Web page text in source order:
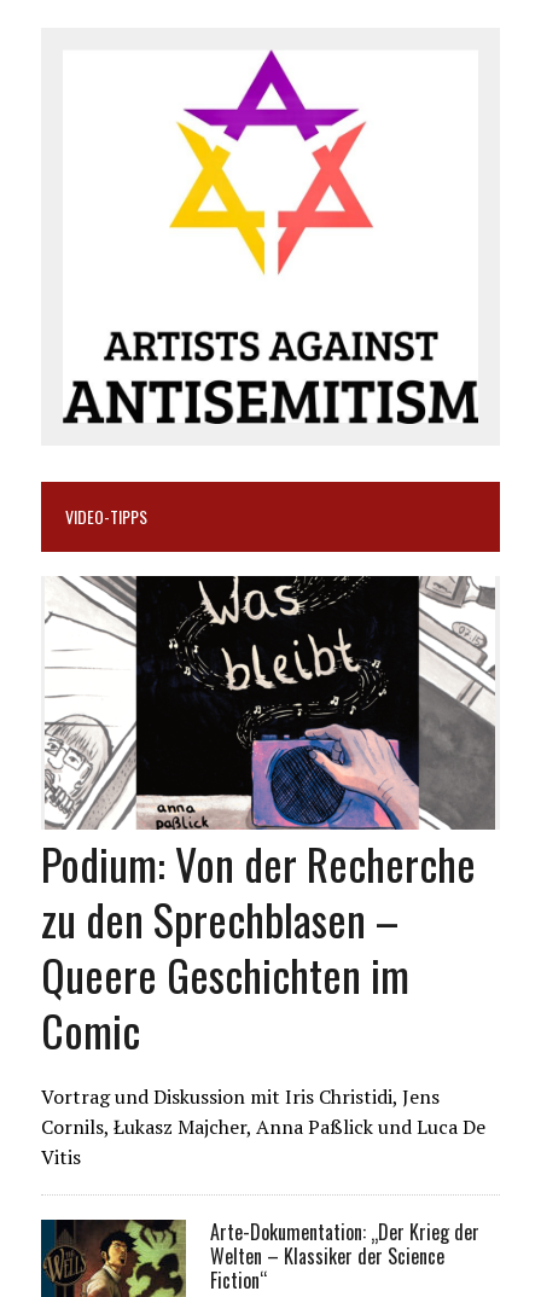
VIDEO-TIPPS
Podium: Von der Recherche
zu den Sprechblasen –
Queere Geschichten im
Comic
Vortrag und Diskussion mit Iris Christidi, Jens
Cornils, Łukasz Majcher, Anna Paßlick und Luca De
Vitis
Arte-Dokumentation: „Der Krieg der
Welten – Klassiker der Science
Fiction“